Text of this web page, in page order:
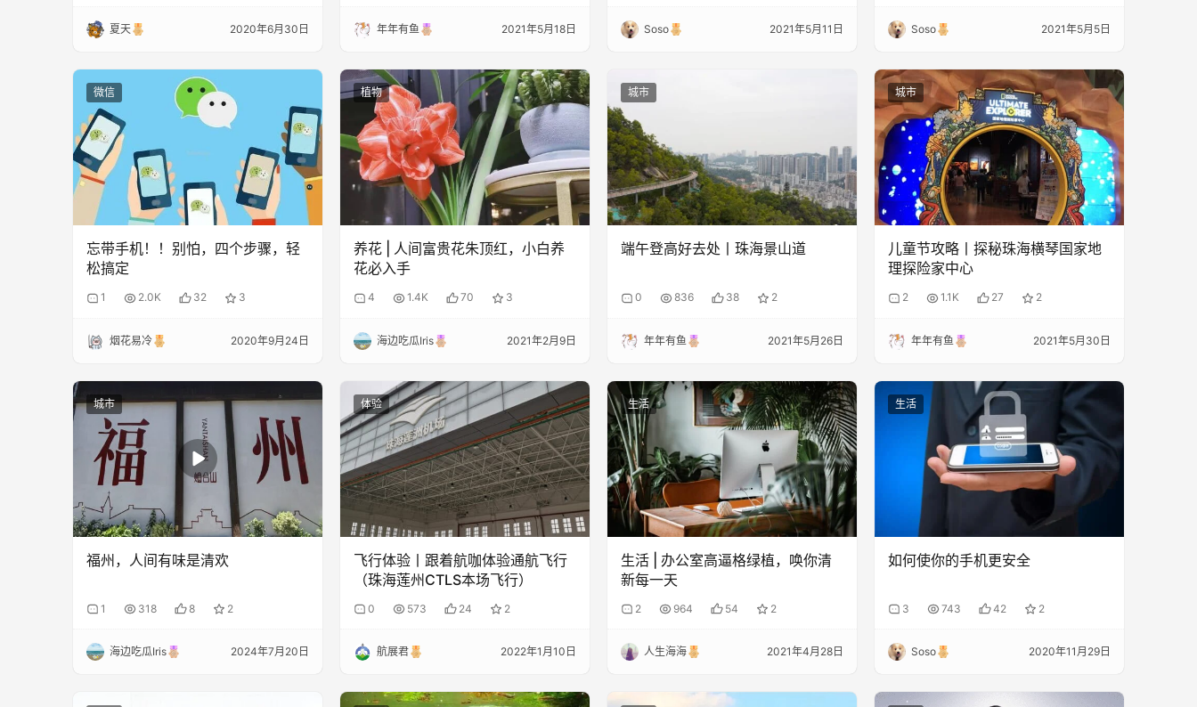
夏天 2020年6月30日 年年有鱼 2021年5月18日 Soso 2021年5月11日 Soso 2021年5月5日
微信
忘带手机！！别怕，四个步骤，轻
松搞定
1 2.0K 32 3
烟花易冷 2020年9月24日
植物
养花 | 人间富贵花朱顶红，小白养
花必入手
4 1.4K 70 3
海边吃瓜Iris 2021年2月9日
城市
端午登高好去处丨珠海景山道
0 836 38 2
年年有鱼 2021年5月26日
城市
儿童节攻略丨探秘珠海横琴国家地
理探险家中心
2 1.1K 27 2
年年有鱼 2021年5月30日
城市
福州，人间有味是清欢
1 318 8 2
海边吃瓜Iris 2024年7月20日
体验
飞行体验丨跟着航咖体验通航飞行
（珠海莲州CTLS本场飞行）
0 573 24 2
航展君 2022年1月10日
生活
生活 | 办公室高逼格绿植，唤你清
新每一天
2 964 54 2
人生海海 2021年4月28日
生活
如何使你的手机更安全
3 743 42 2
Soso 2020年11月29日